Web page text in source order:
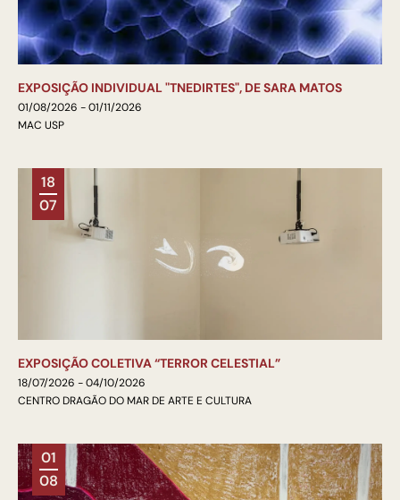
EXPOSIÇÃO INDIVIDUAL "TNEDIRTES", DE SARA MATOS
01/08/2026 - 01/11/2026
MAC USP
18
07
EXPOSIÇÃO COLETIVA “TERROR CELESTIAL”
18/07/2026 - 04/10/2026
CENTRO DRAGÃO DO MAR DE ARTE E CULTURA
01
08